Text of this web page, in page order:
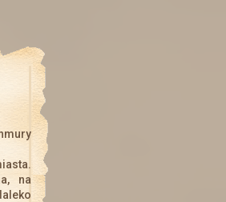
stroje przedstawiające
i aktualizacja
do końca dnia (12.02) czeka na
wiadomości od Tkacza i w
w regulaminie
punkt 19 dotyczący dodatkowych
na